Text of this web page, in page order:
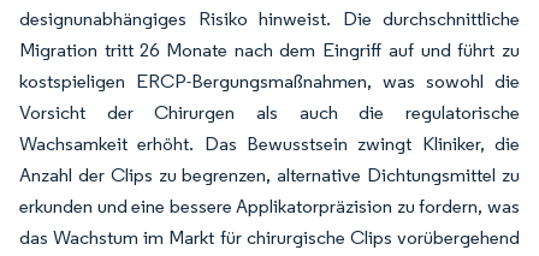
designunabhängiges Risiko hinweist. Die durchschnittliche
Migration tritt 26 Monate nach dem Eingriff auf und führt zu
kostspieligen ERCP-Bergungsmaßnahmen, was sowohl die
Vorsicht der Chirurgen als auch die regulatorische
Wachsamkeit erhöht. Das Bewusstsein zwingt Kliniker, die
Anzahl der Clips zu begrenzen, alternative Dichtungsmittel zu
erkunden und eine bessere Applikatorpräzision zu fordern, was
das Wachstum im Markt für chirurgische Clips vorübergehend